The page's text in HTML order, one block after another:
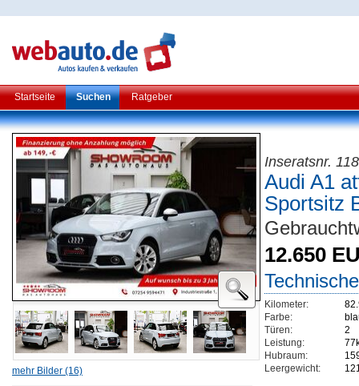
Startseite Suchen Ratgeber
mehr Bilder (16)
Inseratsnr. 118
Audi A1
Sportsitz
12.650
Kilometer:
Farbe:
Türen:
2
Leistung:
Hubraum:
Leergewicht: